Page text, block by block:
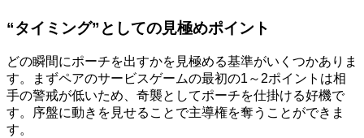
“タイミング”としての見極めポイント
どの瞬間にポーチを出すかを見極める基準がいくつかありま
す。まずペアのサービスゲームの最初の1～2ポイントは相
手の警戒が低いため、奇襲としてポーチを仕掛ける好機で
す。序盤に動きを見せることで主導権を奪うことができま
す。